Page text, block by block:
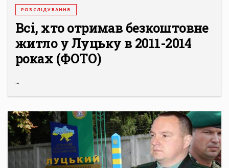
РОЗСЛІДУВАННЯ
Всі, хто отримав безкоштовне
житло у Луцьку в 2011-2014
роках (ФОТО)
...